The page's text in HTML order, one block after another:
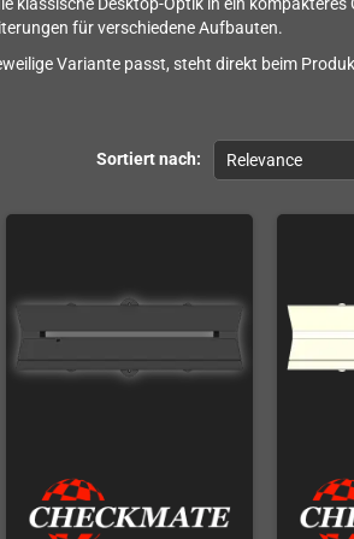
klassische Desktop-Optik in ein
für verschiedene Aufbauten.
Variante passt, steht direkt beim
Sortiert nach: Relevance